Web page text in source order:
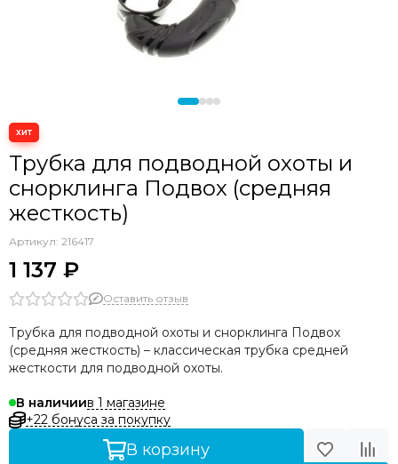
Трубка для подводной охоты и
снорклинга Подвох (средняя
жесткость)
Артикул: 216417
1 137 ₽
Оставить отзыв
Трубка для подводной охоты и снорклинга Подвох
(средняя жесткость) – классическая трубка средней
жесткости для подводной охоты.
В наличиив 1 магазине
+22 бонуса за покупку
В корзину